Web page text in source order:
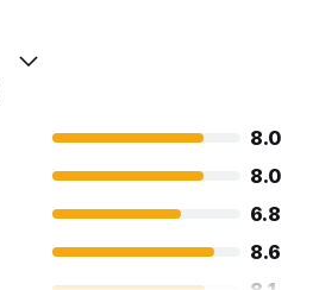
8.0
8.0
6.8
8.6